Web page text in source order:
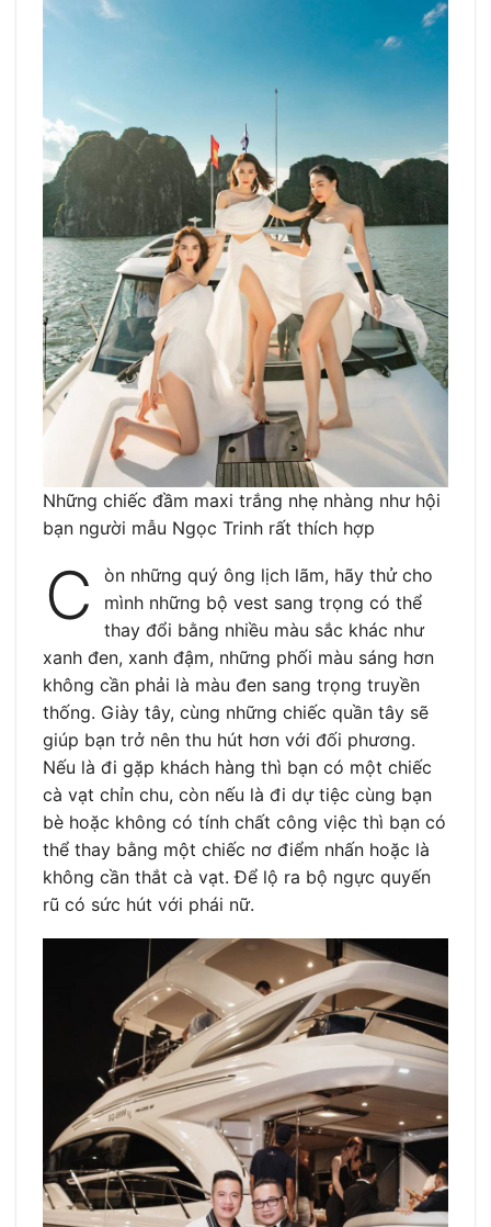
Những chiếc đầm maxi trắng nhẹ nhàng như hội
bạn người mẫu Ngọc Trinh rất thích hợp
C
òn những quý ông lịch lãm, hãy thử cho
mình những bộ vest sang trọng có thể
thay đổi bằng nhiều màu sắc khác như
xanh đen, xanh đậm, những phối màu sáng hơn
không cần phải là màu đen sang trọng truyền
thống. Giày tây, cùng những chiếc quần tây sẽ
giúp bạn trở nên thu hút hơn với đối phương.
Nếu là đi gặp khách hàng thì bạn có một chiếc
cà vạt chỉn chu, còn nếu là đi dự tiệc cùng bạn
bè hoặc không có tính chất công việc thì bạn có
thể thay bằng một chiếc nơ điểm nhấn hoặc là
không cần thắt cà vạt. Để lộ ra bộ ngực quyến
rũ có sức hút với phái nữ.